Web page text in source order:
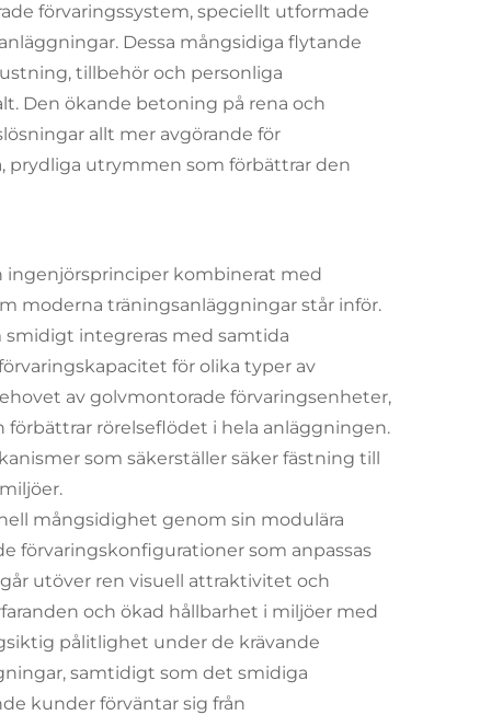
förvaringssystem, speciellt utformade
Dessa mångsidiga flytande
tillbehör och personliga
Den ökande betoning på rena och
allt mer avgörande för
prydliga utrymmen som förbättrar den
ingenjörsprinciper kombinerat med
moderna träningsanläggningar står inför.
smidigt integreras med samtida
för olika typer av
av golvmontorade förvaringsenheter,
rörelseflödet i hela anläggningen.
som säkerställer säker fästning till
mångsidighet genom sin modulära
förvaringskonfigurationer som anpassas
utöver ren visuell attraktivitet och
och ökad hållbarhet i miljöer med
pålitlighet under de krävande
samtidigt som det smidiga
kunder förväntar sig från